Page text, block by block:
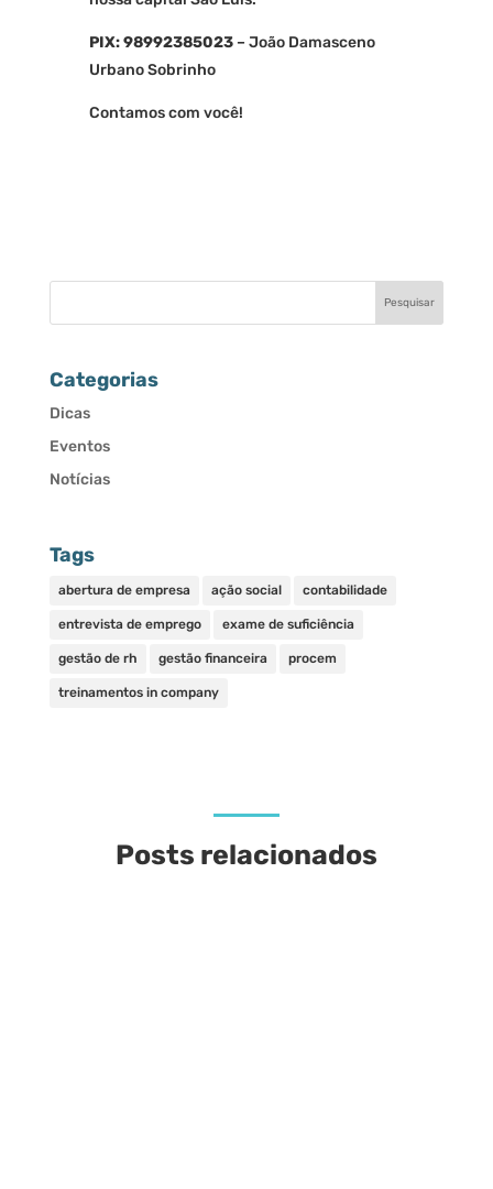
PIX: 98992385023– João Damasceno
Urbano Sobrinho
Contamos com você!
Categorias
Dicas
Eventos
Notícias
Tags
abertura de empresa ação social contabilidade
entrevista de emprego exame de suficiência
gestão de rh gestão financeira procem
treinamentos in company
Posts relacionados